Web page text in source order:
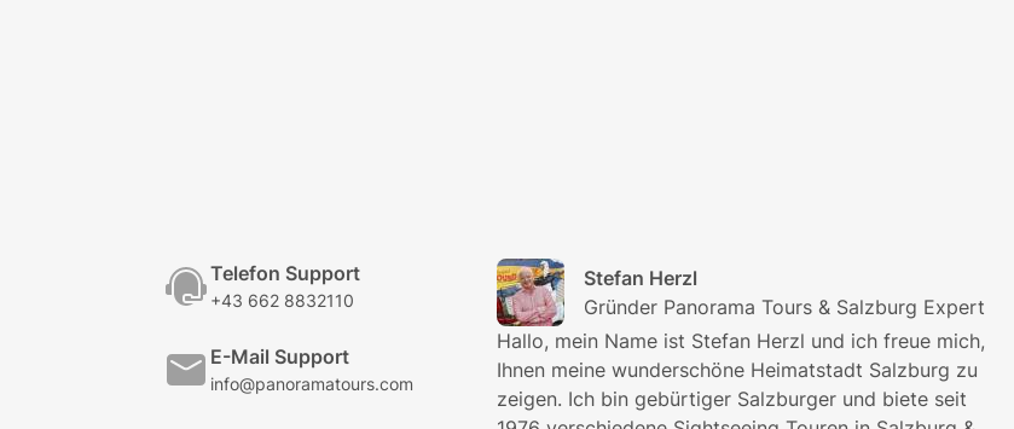
Telefon Support
+43 662 8832110
E-Mail Support
info@panoramatours.com
Stefan Herzl
Gründer Panorama Tours & Salzburg Expert
Hallo, mein Name ist Stefan Herzl und ich freue mich,
Ihnen meine wunderschöne Heimatstadt Salzburg zu
zeigen. Ich bin gebürtiger Salzburger und biete seit